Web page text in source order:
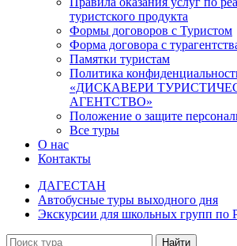
туристского продукта
Формы договоров с Туристом
Форма договора с
Памятки туристам
Политика
«ДИСКАВЕРИ
АГЕНТСТВО»
Положение о защите
Все туры
О нас
Контакты
ДАГЕСТАН
Автобусные туры выходного дня
Экскурсии для школьных групп по
Найти